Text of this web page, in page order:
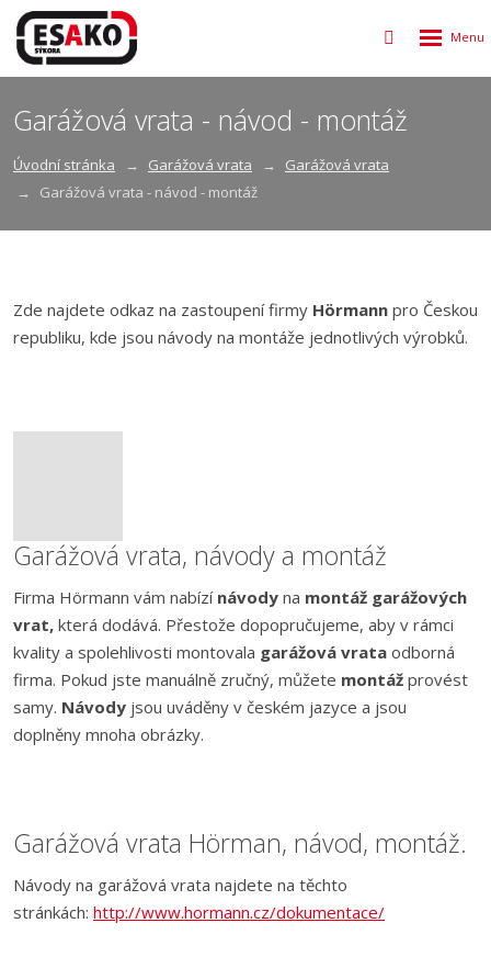
Vyhledávání
Rozbalení
Garážová vrata - návod - montáž
Úvodní stránka Garážová vrata
Garážová vrata
Garážová vrata - návod - montáž
Zde najdete odkaz na zastoupení firmy Hörmann pro Českou
republiku, kde jsou návody na montáže jednotlivých výrobků.
Garážová vrata, návody a montáž
Firma Hörmann vám nabízí návody na montáž garážových
vrat, která dodává. Přestože dopopručujeme, aby v rámci
kvality a spolehlivosti montovala garážová vrata odborná
firma. Pokud jste manuálně zručný, můžete montáž provést
samy. Návody jsou uváděny v českém jazyce a jsou
doplněny mnoha obrázky.
Garážová vrata Hörman, návod, montáž.
Návody na garážová vrata najdete na těchto
stránkách: http://www.hormann.cz/dokumentace/